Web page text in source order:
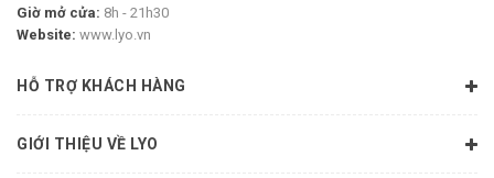
Giờ mở cửa: 8h - 21h30
Website: www.lyo.vn
HỖ TRỢ KHÁCH HÀNG
GIỚI THIỆU VỀ LYO